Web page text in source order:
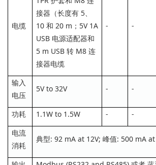
电缆
接器（长度有 5、
10 和 20 m；5V 1A
USB 电源适配器和
5 m USB 转 M8 连
接器电缆
- -
输入
电压
5V to 32V - -
功耗 1.1W to 1.5W - -
电流
消耗
典型: 92 mA at 12V; 峰值: 500 mA